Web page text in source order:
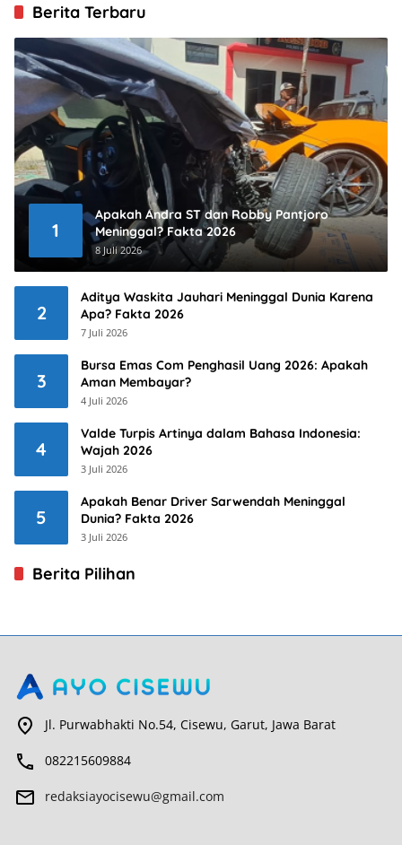
Berita Terbaru
1
Apakah Andra ST dan Robby Pantjoro
Meninggal? Fakta 2026
8 Juli 2026
2
Aditya Waskita Jauhari Meninggal Dunia Karena
Apa? Fakta 2026
7 Juli 2026
3
Bursa Emas Com Penghasil Uang 2026: Apakah
Aman Membayar?
4 Juli 2026
4
Valde Turpis Artinya dalam Bahasa Indonesia:
Wajah 2026
3 Juli 2026
5
Apakah Benar Driver Sarwendah Meninggal
Dunia? Fakta 2026
3 Juli 2026
Berita Pilihan
Jl. Purwabhakti No.54, Cisewu, Garut, Jawa Barat
082215609884
redaksiayocisewu@gmail.com